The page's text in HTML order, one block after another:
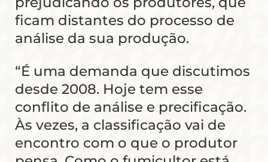
ficam distantes do processo de
análise da sua produção.
“É uma demanda que discutimos
desde 2008. Hoje tem esse
conflito de análise e precificação.
Às vezes, a classificação vai de
encontro com o que o produtor